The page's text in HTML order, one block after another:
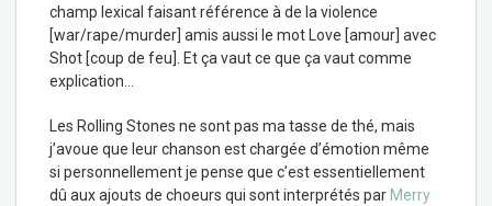
champ lexical faisant référence à de la violence
[war/rape/murder] amis aussi le mot Love [amour] avec
Shot [coup de feu]. Et ça vaut ce que ça vaut comme
explication…
Les Rolling Stones ne sont pas ma tasse de thé, mais
j’avoue que leur chanson est chargée d’émotion même
si personnellement je pense que c’est essentiellement
dû aux ajouts de choeurs qui sont interprétés par Merry